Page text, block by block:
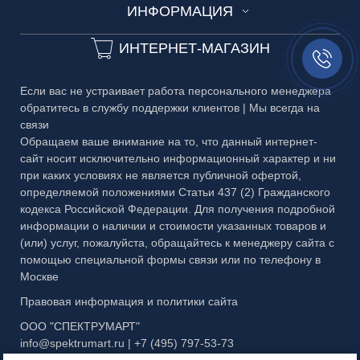
БАГЕТ
Замеры и консультации
Разработка дизайн-проекта
У-Ф Печать
Обработка стекла
Пескоструйный рисунок
Фрезеровка
Тканевый триплекс
Фурнитура для ограждений
Мобильные ограждения
Офисные ограждения с жалюзи
Ограждения безрамные Dorma
Ограждения на столы
Противопожарные ограждения
Раздвижные ограждения
Стеклянные межкомнатные ограждения
Торговые ограждения
Каталог №1 Зеркальные изделия
Каталог №2 Мебель из стекла
Каталог №4 Витражи
Каталог №6 Металлоконструкции
Каталог №7 Матовые рисунки
Каталог №8 Скинали и кухонные фартуки
Каталог №9 Алмазная гравировка
Презентация МЗФ
ИНФОРМАЦИЯ
Технические условия
Частые вопросы
Публичная оферта
Правовая информация
ИНТЕРНЕТ-МАГАЗИН
Если вас не устраивает работа персонального менеджера
обратитесь в службу поддержки клиентов | Мы всегда на
связи
Обращаем ваше внимание на то, что данный интернет-
сайт носит исключительно информационный характер и ни
при каких условиях не является публичной офертой,
определяемой положениями Статьи 437 (2) Гражданского
кодекса Российской Федерации. Для получения подробной
информации о наличии и стоимости указанных товаров и
(или) услуг, пожалуйста, обращайтесь к менеджеру сайта с
помощью специальной формы связи или по телефону в
Москве
Правовая информация и политики сайта
ООО "СПЕКТРУМАРТ"
info@spektrumart.ru | +7 (495) 797-53-73
Заказать
звонок//